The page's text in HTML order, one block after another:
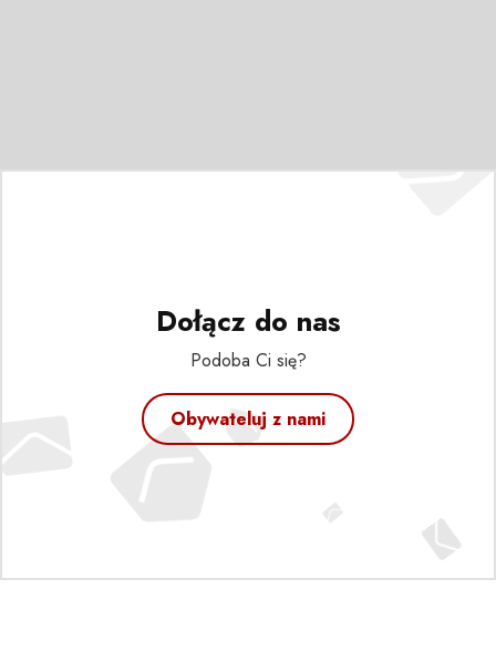
Dołącz do nas
Podoba Ci się?
Obywateluj z nami